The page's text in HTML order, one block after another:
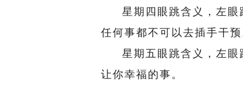
星期四眼跳含义，左
任何事都不可以去插手干预
星期五眼跳含义，左
让你幸福的事。